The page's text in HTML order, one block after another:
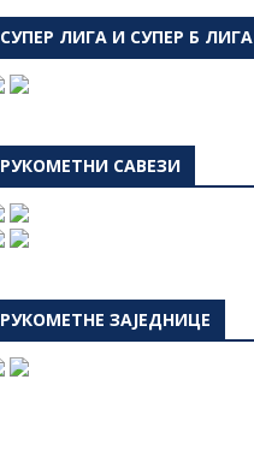
СУПЕР ЛИГА И СУПЕР Б ЛИГА
РУКОМЕТНИ САВЕЗИ
РУКОМЕТНЕ ЗАЈЕДНИЦЕ